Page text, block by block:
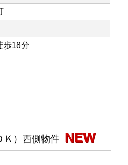
歩18分
）西側物件 NEW